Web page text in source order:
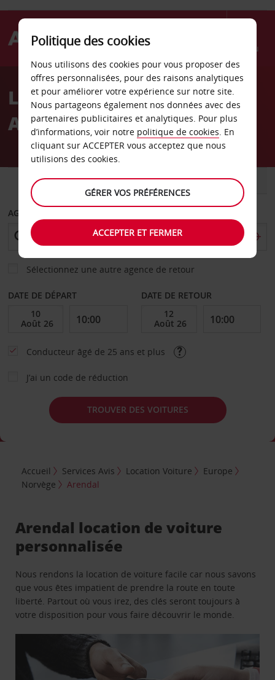
Menu
AvisLocation de voiture
Arendal
VOITURE UTILITAIRE
AGENCE DE DÉPART
Sélectionnez une autre agence de retour
DATE DE DÉPART DATE DE RETOUR
Conducteur âgé de 25 ans et plus
J’ai un code de réduction
TROUVER DES VOITURES
Accueil Services Avis Location Voiture
Europe
Norvège
Arendal
Arendal location de voiture
personnalisée
Nous rendons la location de voiture facile car nous savons
que vous êtes impatient de prendre la route en toute
liberté. Partout où vous irez, des clés seront toujours à
votre disposition pour vous faire découvrir le monde.
Politique des cookies
Nous utilisons des cookies pour vous proposer des
offres personnalisées, pour des raisons analytiques
et pour améliorer votre expérience sur notre site.
Nous partageons également nos données avec des
partenaires publicitaires et analytiques. Pour plus
d’informations, voir notre politique de cookies. En
cliquant sur ACCEPTER vous acceptez que nous
utilisions des cookies.
GÉRER VOS PRÉFÉRENCES
ACCEPTER ET FERMER